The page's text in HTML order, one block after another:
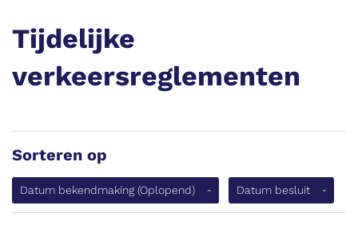
Naar
Tijdelijke
verkeersreglementen
Sorteren op
Datum bekendmaking (Oplopend) Datum besluit